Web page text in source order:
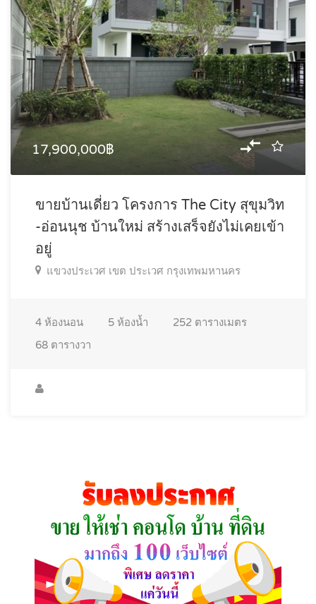
17,900,000฿
ขายบ้านเดี่ยว โครงการ The City สุขุมวิท
-อ่อนนุช บ้านใหม่ สร้างเสร็จยังไม่เคยเข้า
อยู่
แขวงประเวศ เขต ประเวศ กรุงเทพมหานคร
4 ห้องนอน 5 ห้องน้ำ 252 ตารางเมตร
68 ตารางวา